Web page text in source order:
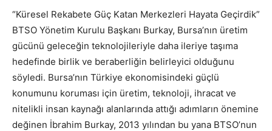
“Küresel Rekabete Güç Katan Merkezleri Hayata Geçirdik”
BTSO Yönetim Kurulu Başkanı Burkay, Bursa’nın üretim
gücünü geleceğin teknolojileriyle daha ileriye taşıma
hedefinde birlik ve beraberliğin belirleyici olduğunu
söyledi. Bursa’nın Türkiye ekonomisindeki güçlü
konumunu koruması için üretim, teknoloji, ihracat ve
nitelikli insan kaynağı alanlarında attığı adımların önemine
değinen İbrahim Burkay, 2013 yılından bu yana BTSO’nun